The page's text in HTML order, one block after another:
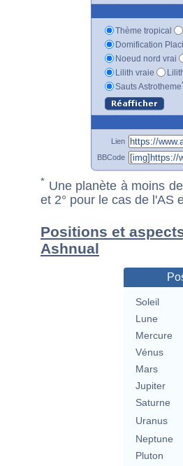
Thème tropical
Domification
Noeud nord vrai
Lilith vraie
Sauts Astrotheme
Lien
BBCode
* Une planète à moins
et 2° pour le cas de l'AS
Positions et
Ashnual
Soleil
Lune
Mercure
Vénus
Mars
Jupiter
Saturne
Uranus
Neptune
Pluton